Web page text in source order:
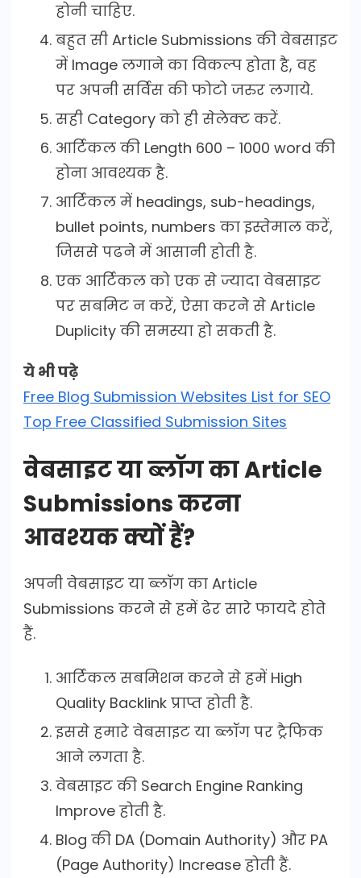
होनी चाहिए.
बहुत सी Article Submissions की वेबसाइट
में Image लगाने का विकल्प होता है, वह
पर अपनी सर्विस की फोटो जरुर लगाये.
सही Category को ही सेलेक्ट करें.
आर्टिकल की Length 600 – 1000 word की
होना आवश्यक है.
आर्टिकल में headings, sub-headings,
bullet points, numbers का इस्तेमाल करें,
जिससे पढने में आसानी होती है.
एक आर्टिकल को एक से ज्यादा वेबसाइट
पर सबमिट न करें, ऐसा करने से Article
Duplicity की समस्या हो सकती है.
ये भी पढ़े
Free Blog Submission Websites List for SEO
Top Free Classified Submission Sites
वेबसाइट या ब्लॉग का Article
Submissions करना
आवश्यक क्यों हैं?
अपनी वेबसाइट या ब्लॉग का Article
Submissions करने से हमें ढेर सारे फायदे होते
हैं.
आर्टिकल सबमिशन करने से हमें High
Quality Backlink प्राप्त होती है.
इससे हमारे वेबसाइट या ब्लॉग पर ट्रैफिक
आने लगता है.
वेबसाइट की Search Engine Ranking
Improve होती है.
Blog की DA (Domain Authority) और PA
(Page Authority) Increase होती हैं.